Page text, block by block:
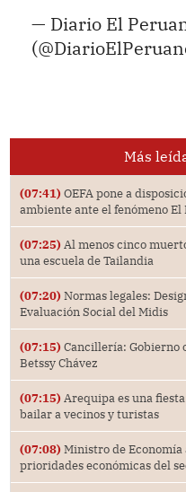
— Diario El
Más
(07:41) OEFA pone a
ambiente ante el fenómeno El
(07:25) Al menos cinco
una escuela de Tailandia
(07:20) Normas legales:
Evaluación Social del Midis
(07:15) Cancillería: Gobierno
Betssy Chávez
(07:15) Arequipa es una
bailar a vecinos y turistas
(07:08) Ministro de
prioridades económicas del